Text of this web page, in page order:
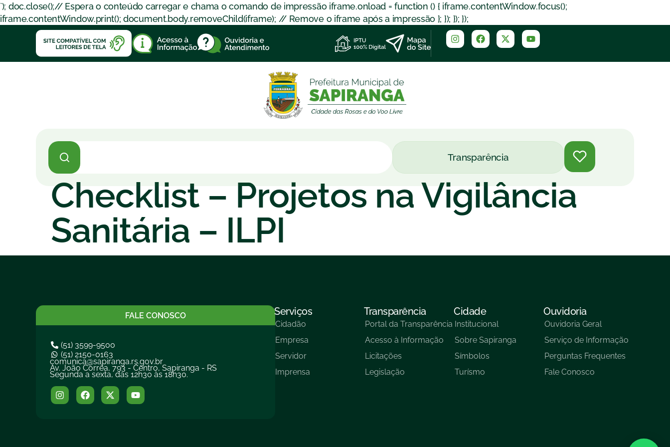
`); doc.close();// Espera o conteúdo carregar e chama o comando de impressão iframe.onload = function () { iframe.contentWindow.focus();
iframe.contentWindow.print(); document.body.removeChild(iframe); // Remove o iframe após a impressão }; }); }); });
Transparência
Checklist – Projetos na Vigilância
Sanitária – ILPI
FALE CONOSCO
(51) 3599-9500
(51) 2150-0163
comunica@sapiranga.rs.gov.br
Av. João Corrêa, 793 - Centro, Sapiranga - RS
Segunda a sexta, das 12h30 às 18h30.
Serviços
Cidadão
Empresa
Servidor
Imprensa
Transparência
Portal da Transparência
Acesso à Informação
Licitações
Legislação
Cidade
Institucional
Sobre Sapiranga
Símbolos
Turísmo
Ouvidoria
Ouvidoria Geral
Serviço de Informação
Perguntas Frequentes
Fale Conosco